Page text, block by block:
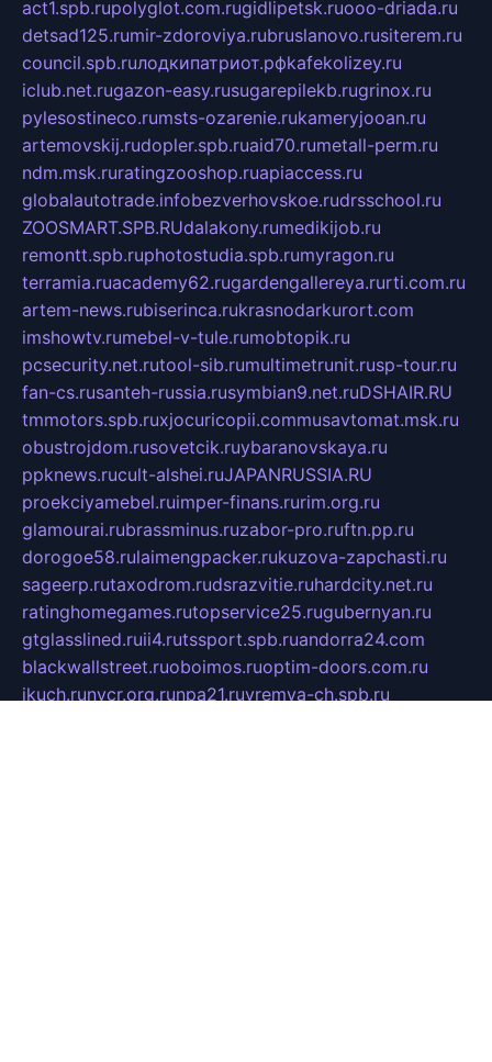
act1.spb.rupolyglot.com.rugidlipetsk.ruooo-driada.ru
detsad125.rumir-zdoroviya.rubruslanovo.rusiterem.ru
council.spb.ruлодкипатриот.рфkafekolizey.ru
iclub.net.rugazon-easy.rusugarepilekb.rugrinox.ru
pylesostineco.rumsts-ozarenie.rukameryjooan.ru
artemovskij.rudopler.spb.ruaid70.rumetall-perm.ru
ndm.msk.ruratingzooshop.ruapiaccess.ru
globalautotrade.infobezverhovskoe.rudrsschool.ru
ZOOSMART.SPB.RUdalakony.rumedikijob.ru
remontt.spb.ruphotostudia.spb.rumyragon.ru
terramia.ruacademy62.rugardengallereya.rurti.com.ru
artem-news.rubiserinca.rukrasnodarkurort.com
imshowtv.rumebel-v-tule.rumobtopik.ru
pcsecurity.net.rutool-sib.rumultimetrunit.rusp-tour.ru
fan-cs.rusanteh-russia.rusymbian9.net.ruDSHAIR.RU
tmmotors.spb.ruxjocuricopii.commusavtomat.msk.ru
obustrojdom.rusovetcik.ruybaranovskaya.ru
ppknews.rucult-alshei.ruJAPANRUSSIA.RU
proekciyamebel.ruimper-finans.rurim.org.ru
glamourai.rubrassminus.ruzabor-pro.ruftn.pp.ru
dorogoe58.rulaimengpacker.rukuzova-zapchasti.ru
sageerp.rutaxodrom.rudsrazvitie.ruhardcity.net.ru
ratinghomegames.rutopservice25.rugubernyan.ru
gtglasslined.ruii4.rutssport.spb.ruandorra24.com
blackwallstreet.ruoboimos.ruoptim-doors.com.ru
ikuch.runycr.org.runpa21.ruvremya-ch.spb.ru